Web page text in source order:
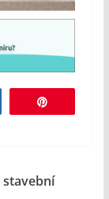
stavební